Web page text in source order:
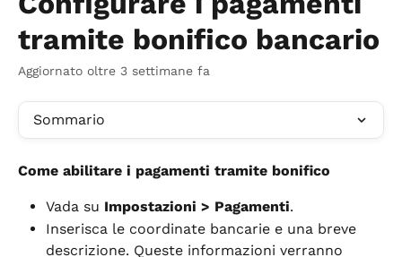
tramite bonifico bancario
Aggiornato oltre 3 settimane fa
Sommario
Come abilitare i pagamenti tramite bonifico
Vada su Impostazioni > Pagamenti.
Inserisca le coordinate bancarie e una breve
descrizione. Queste informazioni verranno